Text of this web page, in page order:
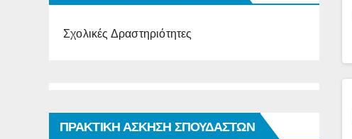
Σχολικές Δραστηριότητες
ΠΡΑΚΤΙΚΗ ΑΣΚΗΣΗ ΣΠΟΥΔΑΣΤΩΝ